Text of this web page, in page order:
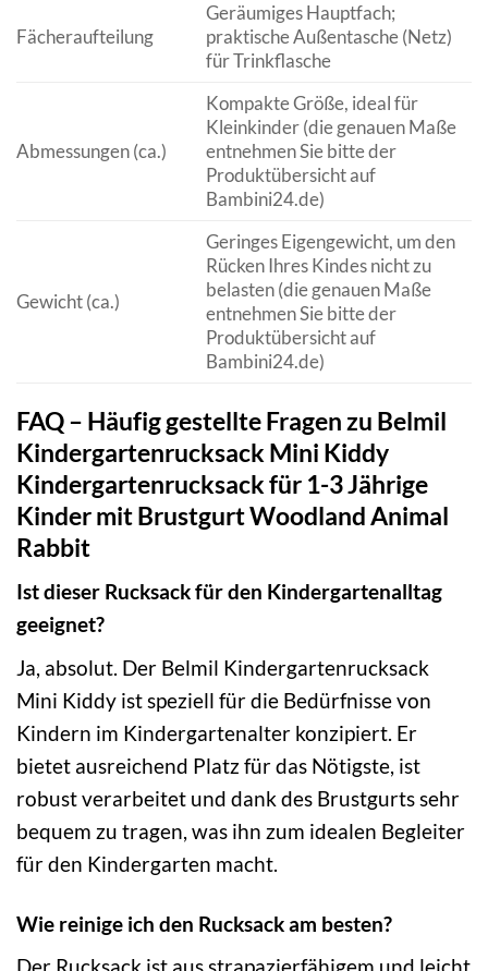
Fächeraufteilung
Geräumiges Hauptfach;
praktische Außentasche (Netz)
für Trinkflasche
Abmessungen (ca.)
Kompakte Größe, ideal für
Kleinkinder (die genauen Maße
entnehmen Sie bitte der
Produktübersicht auf
Bambini24.de)
Gewicht (ca.)
Geringes Eigengewicht, um den
Rücken Ihres Kindes nicht zu
belasten (die genauen Maße
entnehmen Sie bitte der
Produktübersicht auf
Bambini24.de)
FAQ – Häufig gestellte Fragen zu Belmil
Kindergartenrucksack Mini Kiddy
Kindergartenrucksack für 1-3 Jährige
Kinder mit Brustgurt Woodland Animal
Rabbit
Ist dieser Rucksack für den Kindergartenalltag
geeignet?
Ja, absolut. Der Belmil Kindergartenrucksack
Mini Kiddy ist speziell für die Bedürfnisse von
Kindern im Kindergartenalter konzipiert. Er
bietet ausreichend Platz für das Nötigste, ist
robust verarbeitet und dank des Brustgurts sehr
bequem zu tragen, was ihn zum idealen Begleiter
für den Kindergarten macht.
Wie reinige ich den Rucksack am besten?